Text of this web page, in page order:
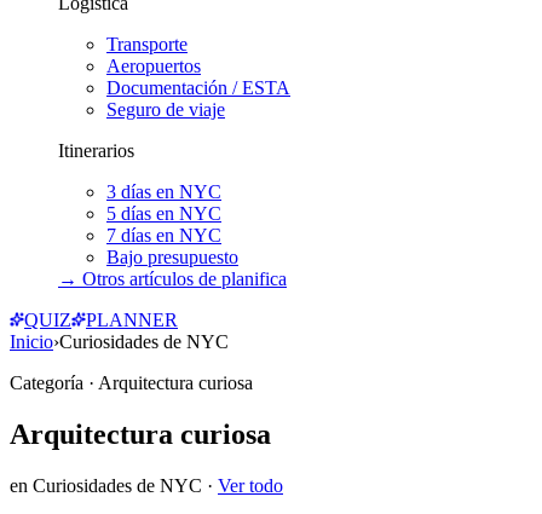
Transporte
Aeropuertos
Documentación / ESTA
Seguro de viaje
Itinerarios
3 días en NYC
5 días en NYC
7 días en NYC
Bajo presupuesto
→ Otros artículos de planifica
QUIZ
PLANNER
Inicio›Curiosidades de NYC
Categoría · Arquitectura curiosa
Arquitectura curiosa
en Curiosidades de NYC · Ver todo